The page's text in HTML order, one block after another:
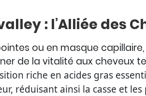
: l’Alliée des
ou en masque
de la vitalité aux cheveux
riche en acides gras
réduisant ainsi la casse et